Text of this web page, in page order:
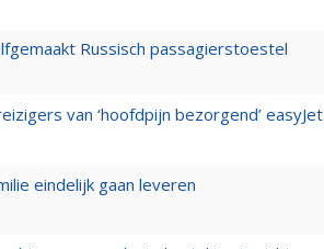
Russisch passagierstoestel
van ‘hoofdpijn bezorgend’ easyJet
eindelijk gaan leveren